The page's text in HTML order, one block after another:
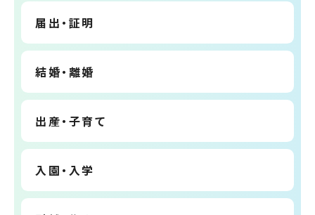
届出・証明
結婚・離婚
出産・子育て
入園・入学